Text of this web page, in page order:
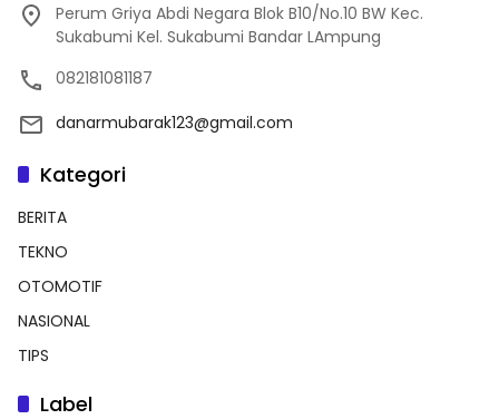
Perum Griya Abdi Negara Blok B10/No.10 BW Kec.
Sukabumi Kel. Sukabumi Bandar LAmpung
082181081187
danarmubarak123@gmail.com
Kategori
BERITA
TEKNO
OTOMOTIF
NASIONAL
TIPS
Label